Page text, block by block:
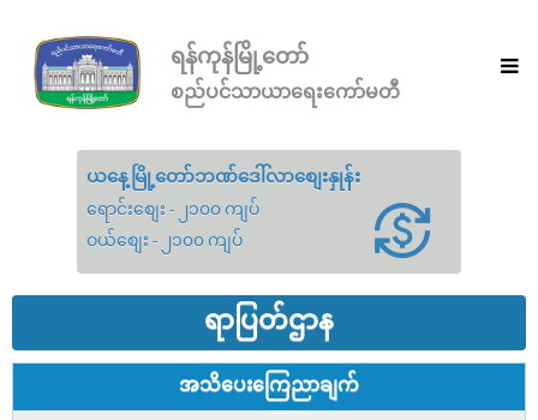
ရန်ကုန်မြို့တော်
စည်ပင်သာယာရေးကော်မတီ
ယနေ့မြို့တော်ဘဏ်ဒေါ်လာစျေးနှုန်း
ရောင်းစျေး - ၂၁၀၀ ကျပ်
ဝယ်စျေး - ၂၁၀၀ ကျပ်
ရာပြတ်ဌာန
အသိပေးကြေညာချက်